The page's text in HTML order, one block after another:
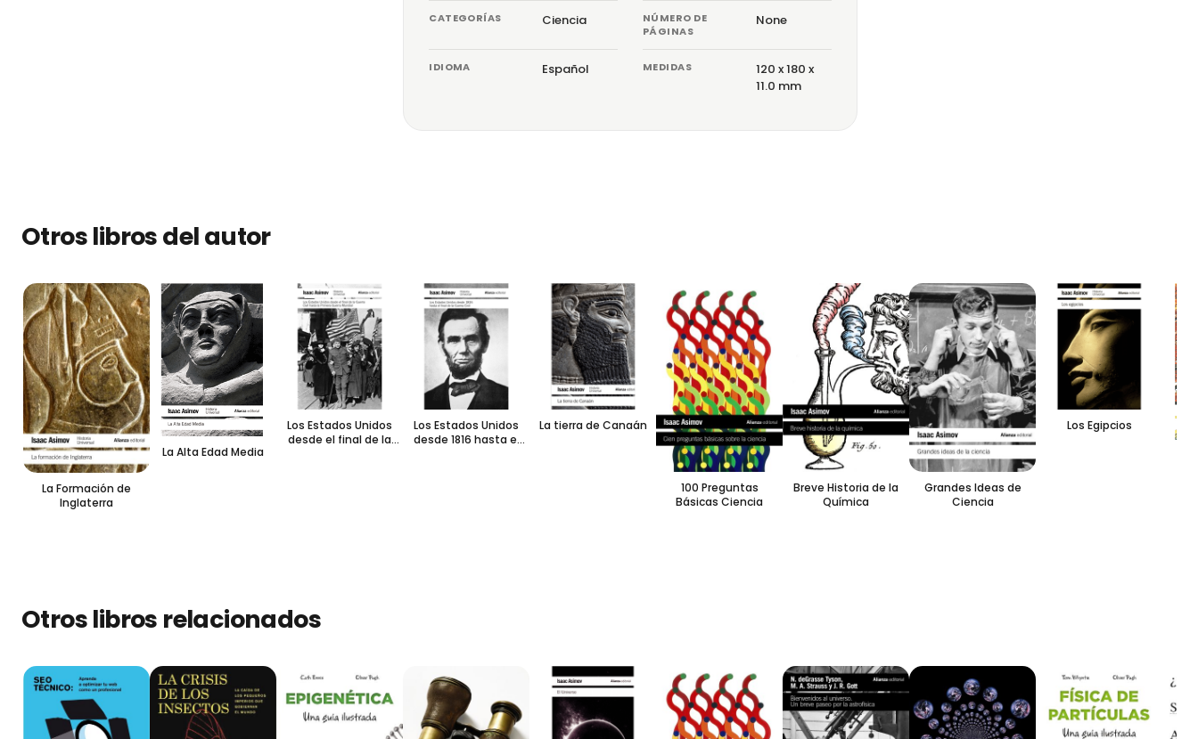
CATEGORÍAS Ciencia
NÚMERO DE
PÁGINAS
None
IDIOMA Español MEDIDAS
120 x 180 x
11.0 mm
Otros libros del autor
La Formación de
Inglaterra
La Alta Edad Media
Los Estados Unidos
desde el final de la
Los Estados Unidos
desde 1816 hasta el
La tierra de Canaán
100 Preguntas
Básicas Ciencia
Breve Historia de la
Química
Grandes Ideas de
Ciencia
Los Egipcios
Otros libros relacionados